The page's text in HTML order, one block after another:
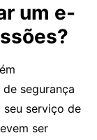
um e-
segurança
seu serviço de
ser